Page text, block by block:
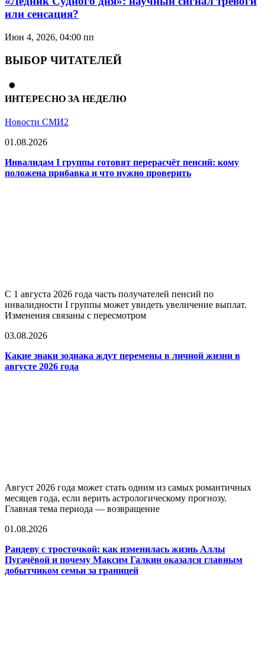
или сенсация?
Июн 4, 2026, 04:00 пп
ВЫБОР ЧИТАТЕЛЕЙ
ИНТЕРЕСНО ЗА НЕДЕЛЮ
Новости СМИ2
01.08.2026
Инвалидам I группы готовят перерасчёт пенсий: кому
положена прибавка и что нужно проверить
С 1 августа 2026 года часть получателей пенсий по
инвалидности I группы может увидеть увеличение выплат.
Изменения связаны с пересмотром
03.08.2026
Какие знаки зодиака ждут перемены в личной жизни в
августе 2026 года
Август 2026 года может стать одним из самых романтичных
месяцев года, если верить астрологическому прогнозу.
Главная тема периода — возвращение
01.08.2026
Рандеву с тросточкой: как изменилась жизнь Аллы
Пугачёвой и почему Максим Галкин оказался главным
добытчиком семьи за границей